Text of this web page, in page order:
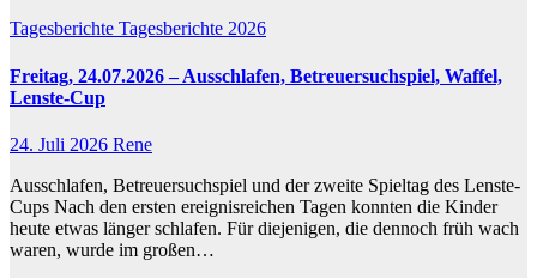
Tagesberichte Tagesberichte 2026
Freitag, 24.07.2026 – Ausschlafen, Betreuersuchspiel, Waffel,
Lenste-Cup
24. Juli 2026 Rene
Ausschlafen, Betreuersuchspiel und der zweite Spieltag des Lenste-
Cups Nach den ersten ereignisreichen Tagen konnten die Kinder
heute etwas länger schlafen. Für diejenigen, die dennoch früh wach
waren, wurde im großen…